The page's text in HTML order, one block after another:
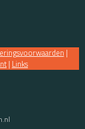
|
| Links